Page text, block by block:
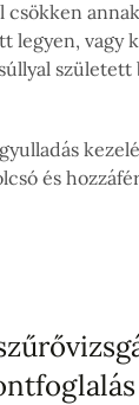
legyen, vagy
született
és